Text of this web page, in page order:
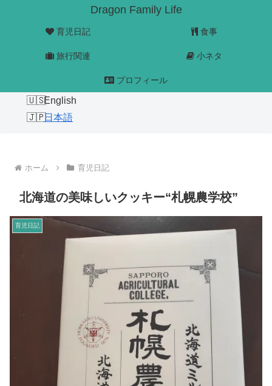
Dragon Family Life
育児日記 食事
旅行関連 小ネタ
プロフィール
English
日本語
ホーム 育児日記
北海道の美味しいクッキー“札幌農学校”
育児日記